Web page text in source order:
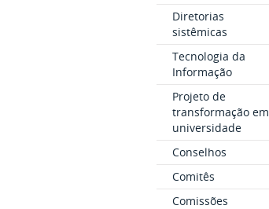
Diretorias
sistêmicas
Tecnologia da
Informação
Projeto de
transformação em
universidade
Conselhos
Comitês
Comissões